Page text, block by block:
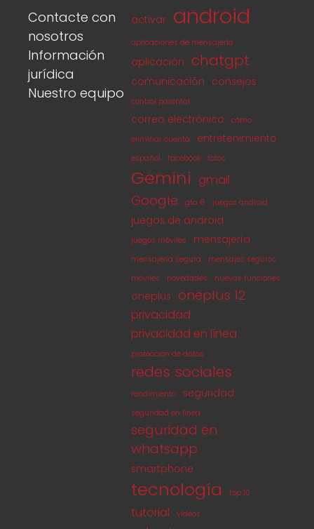
Contacte con
nosotros
Información
jurídica
Nuestro equipo
activar android
aplicaciones de mensajería
aplicación chatgpt
comunicación consejos
control parental
correo electrónico
cómo
eliminar cuenta
entretenimiento
español facebook fotos
Gemini gmail
Google gta 6 juegos android
juegos de android
juegos móviles mensajería
mensajería segura
mensajes seguros
móviles
novedades nuevas funciones
oneplus oneplus 12
privacidad
privacidad en línea
protección de datos
redes sociales
rendimiento seguridad
seguridad en línea
seguridad en
whatsapp
smartphone
tecnología top 10
tutorial vídeos